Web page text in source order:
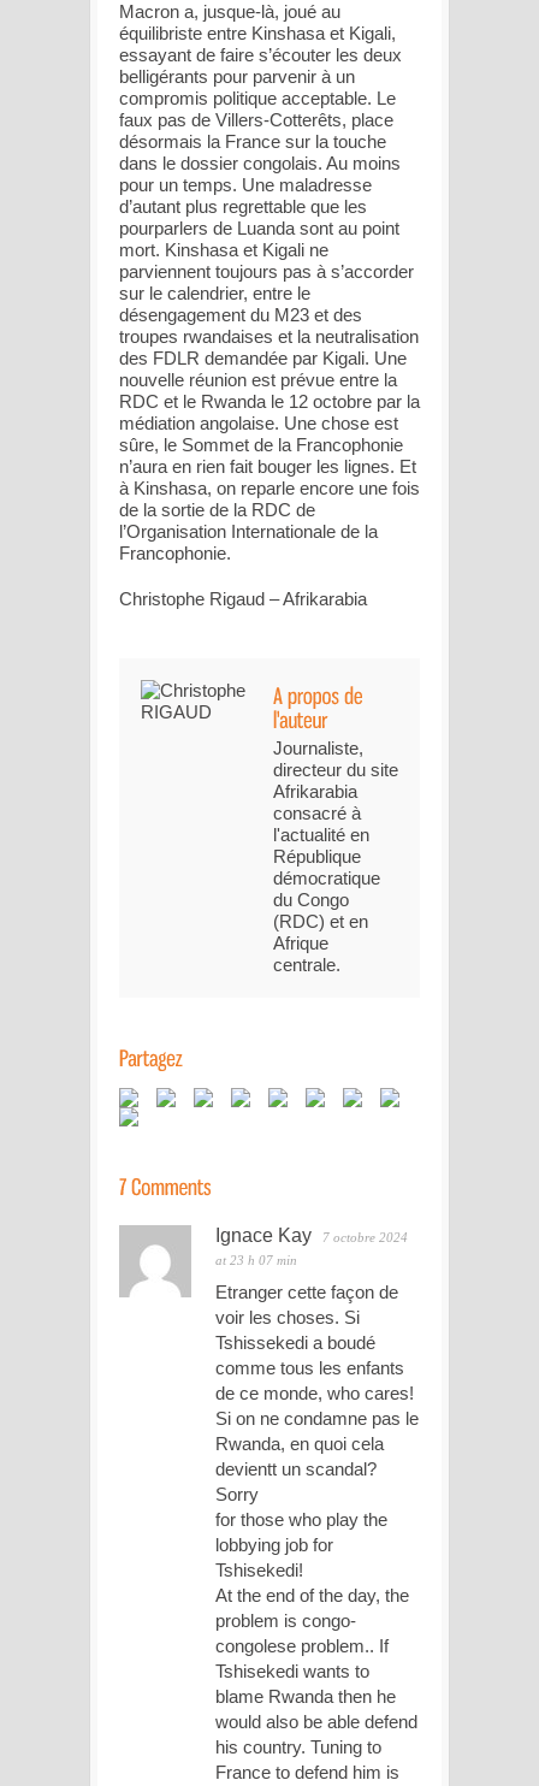
Macron a, jusque-là, joué au
équilibriste entre Kinshasa et Kigali,
essayant de faire s’écouter les deux
belligérants pour parvenir à un
compromis politique acceptable. Le
faux pas de Villers-Cotterêts, place
désormais la France sur la touche
dans le dossier congolais. Au moins
pour un temps. Une maladresse
d’autant plus regrettable que les
pourparlers de Luanda sont au point
mort. Kinshasa et Kigali ne
parviennent toujours pas à s’accorder
sur le calendrier, entre le
désengagement du M23 et des
troupes rwandaises et la neutralisation
des FDLR demandée par Kigali. Une
nouvelle réunion est prévue entre la
RDC et le Rwanda le 12 octobre par la
médiation angolaise. Une chose est
sûre, le Sommet de la Francophonie
n’aura en rien fait bouger les lignes. Et
à Kinshasa, on reparle encore une fois
de la sortie de la RDC de
l’Organisation Internationale de la
Francophonie.
Christophe Rigaud – Afrikarabia
Journaliste,
directeur du site
Afrikarabia
consacré à
l'actualité en
République
démocratique
du Congo
(RDC) et en
Afrique
centrale.
Ignace Kay
7 octobre 2024
at 23 h 07 min
Etranger cette façon de
voir les choses. Si
Tshissekedi a boudé
comme tous les enfants
de ce monde, who cares!
Si on ne condamne pas le
Rwanda, en quoi cela
devientt un scandal?
Sorry
for those who play the
lobbying job for
Tshisekedi!
At the end of the day, the
problem is congo-
congolese problem.. If
Tshisekedi wants to
blame Rwanda then he
would also be able defend
his country. Tuning to
France to defend him is